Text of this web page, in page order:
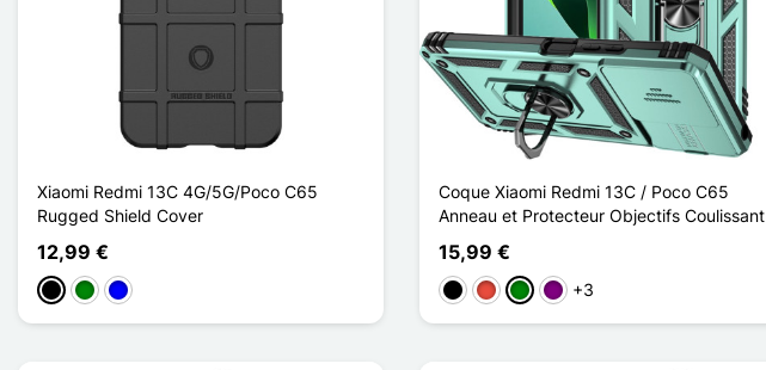
Xiaomi Redmi 13C 4G/5G/Poco C65
Rugged Shield Cover
12,99 €
Schwarz
GrünBlau
Coque Xiaomi Redmi 13C / Poco C65
Anneau et Protecteur Objectifs Coulissant
15,99 €
Schwarz
Rot GrünViolett
+3